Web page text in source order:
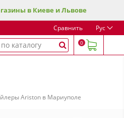
в Киеве и Львове
Сравнить Рус
0
Ariston в Мариуполе